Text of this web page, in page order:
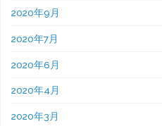
2020年9月
2020年7月
2020年6月
2020年4月
2020年3月